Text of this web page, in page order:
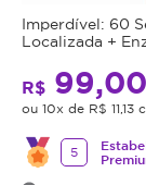
Imperdível: 60
Localizada +
R$ 99,00
ou 10x de R$ 11,13
5